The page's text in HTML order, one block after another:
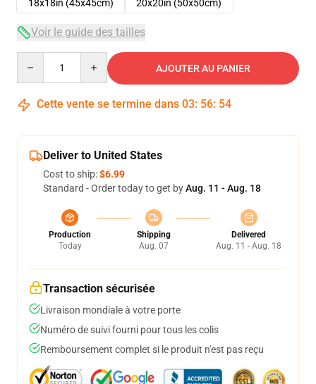
18x18in (45x45cm)
20x20in (50x50cm)
Voir le guide des tailles
AJOUTER AU PANIER
Cette vente se termine dans 03: 56: 54
Deliver to United States
Cost to ship:$6.99
Standard - Order today to get byAug. 11 - Aug. 18
Production
Today
Shipping
Aug. 07
Delivered
Aug. 11 - Aug. 18
Transaction sécurisée
Livraison mondiale à votre porte
Numéro de suivi fourni pour tous les colis
Remboursement complet si le produit n'est pas reçu